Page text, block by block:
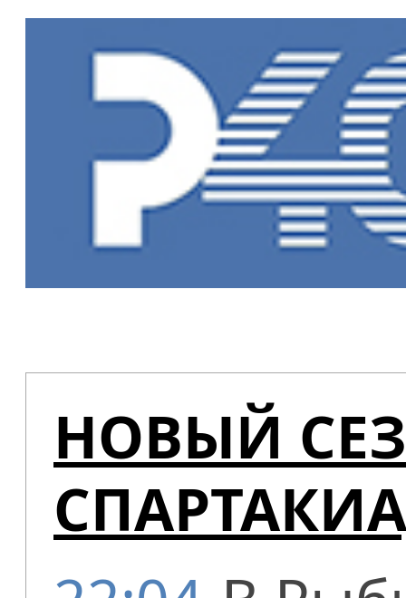
Главная»
Спорт
НОВЫЙ